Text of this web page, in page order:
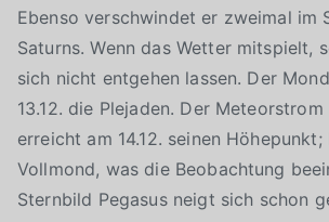
Ebenso verschwindet er zweimal im
Saturns. Wenn das Wetter mitspielt,
sich nicht entgehen lassen. Der
13.12. die Plejaden. Der
erreicht am 14.12. seinen
Vollmond, was die Beobachtung
Sternbild Pegasus neigt sich schon